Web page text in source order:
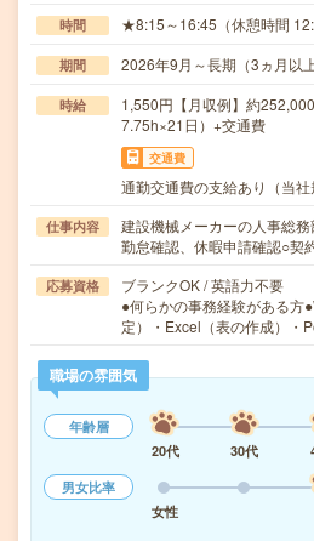
時間 ★8:15～16:45（休憩時間
期間 2026年9月～長期（3ヵ月以上
時給
1,550円【月収例】約
7.75h×21日）+交通費
交通費
通勤交通費の支給あり（当社
仕事内容
建設機械メーカーの人事総
勤怠確認、休暇申請確認○
応募資格
ブランクOK / 英語力不要
●何らかの事務経験がある方
定）・Excel（表の作成）・
職場の雰囲気
年齢層
20代
30代
男女比率
女性